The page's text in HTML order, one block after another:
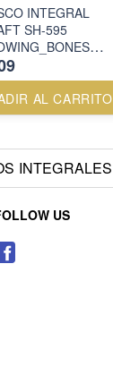
INTEGRAL
SH-595
AL CARRITO
INTEGRALES
US